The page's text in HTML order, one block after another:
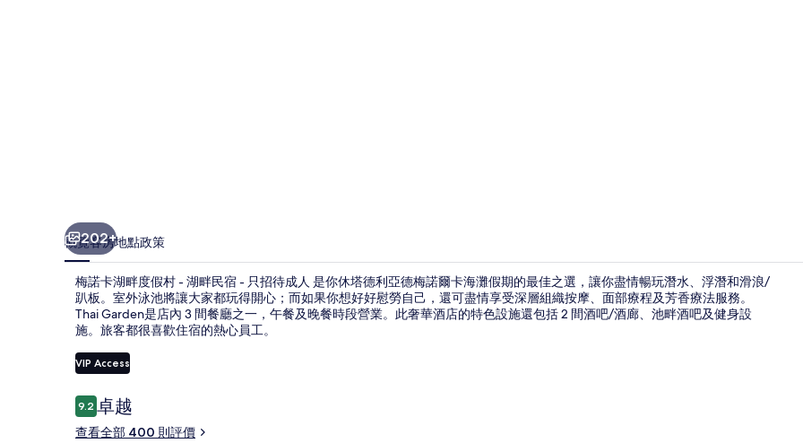
只
招
待
成
人
相
片
集
202+
概覽客房地點政策
梅諾卡湖畔度假村 - 湖畔民宿 - 只招待成人 是你休塔德利亞德梅諾爾卡海灘假期的最佳之選，讓你盡情暢玩潛水、浮潛和滑浪/
趴板。室外泳池將讓大家都玩得開心；而如果你想好好慰勞自己，還可盡情享受深層組織按摩、面部療程及芳香療法服務。
Thai Garden是店內 3 間餐廳之一，午餐及晚餐時段營業。此奢華酒店的特色設施還包括 2 間酒吧/酒廊、池畔酒吧及健身設
施。旅客都很喜歡住宿的熱心員工。
VIP Access
評
價
9.29.2 分，滿分 10 分，
卓越
查看全部 400 則評價